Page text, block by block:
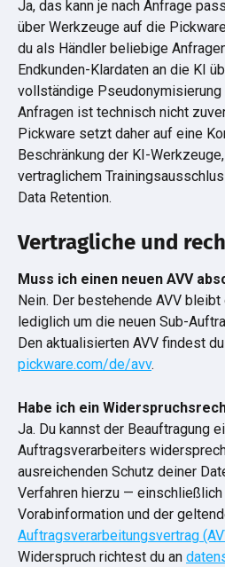
Ja, das kann je nach Anfrage
über Werkzeuge auf die
du als Händler beliebige
Endkunden-Klardaten an die KI
vollständige
Anfragen ist technisch nicht
Pickware setzt daher auf eine
Beschränkung der KI-
vertraglichem
Data Retention.
Vertragliche und
Muss ich einen neuen AVV
Nein. Der bestehende AVV
lediglich um die neuen Sub-
Den aktualisierten AVV findest
pickware.com/de/avv.
Habe ich ein
Ja. Du kannst der Beauftragung
Auftragsverarbeiters
ausreichenden Schutz deiner
Verfahren hierzu — einschließlich
Vorabinformation und der
Auftragsverarbeitungsvertrag
Widerspruch richtest du an